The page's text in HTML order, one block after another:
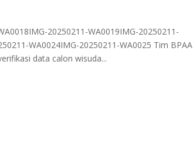
20250211-WA0019IMG-20250211-
WA0024IMG-20250211-WA0025 Tim BPAA
data calon wisuda...